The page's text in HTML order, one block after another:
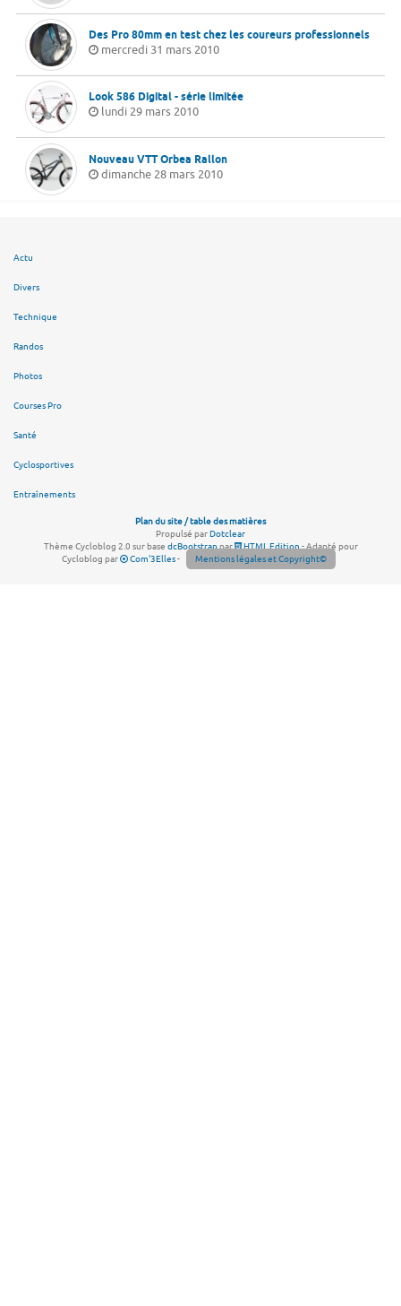
Des Pro 80mm en test chez les coureurs professionnels
mercredi 31 mars 2010
Look 586 Digital - série limitée
lundi 29 mars 2010
Nouveau VTT Orbea Rallon
dimanche 28 mars 2010
Actu
Divers
Technique
Randos
Photos
Courses Pro
Santé
Cyclosportives
Entraînements
Plan du site / table des matières
Propulsé parDotclear
Thème Cycloblog 2.0 sur base dcBootstrappar HTML Edition- Adapté pour
Cycloblog par
Com'3Elles- Mentions légales et Copyright©